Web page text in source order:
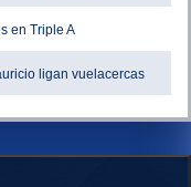
en Triple A
ligan vuelacercas